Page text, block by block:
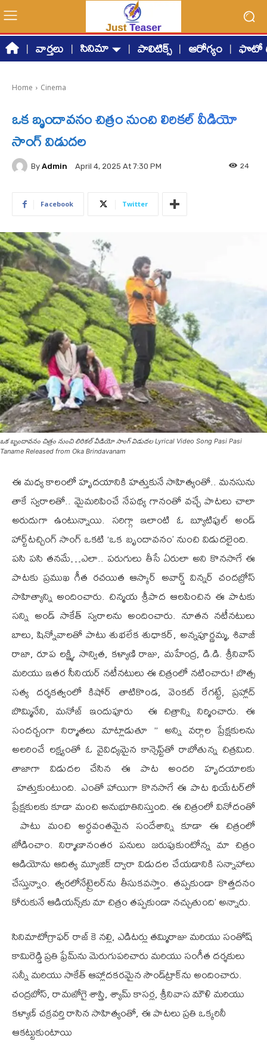
వార్తలు సినిమా పాలిటిక్స్ ఆరోగ్యం ఫొటో
Home Cinema
ఒక బృందావనం చిత్రం నుంచి లిరికల్‌ వీడియో
సాంగ్‌ విడుదల
By Admin April 4, 2025 At 7:30 PM 24
Facebook Twitter
ఒక బృందావనం చిత్రం నుంచి లిరికల్‌ వీడియో సాంగ్‌ విడుదల Lyrical Video Song Pasi Pasi
Taname Released from Oka Brindavanam
ఈ మధ్య కాలంలో హృదయానికి హత్తుకునే సాహిత్యంతో.. మనసును
తాకే స్వరాలతో.. మైమరిపించే నేపథ్య గానంతో వచ్చే పాటలు చాలా
అరుదుగా ఉంటున్నాయి. సరిగ్గా ఇలాంటి ఓ బ్యూటిఫుల్‌ అండ్‌
హార్ట్‌టచ్చింగ్‌ సాంగ్‌ ఒకటి ‘ఒక బృందావనం’ నుంచి విడుదలైంది.
పసి పసి తనమే…ఎలా.. పరుగులు తీసే ఏరులా అని కొనసాగే ఈ
పాటకు ప్రముఖ గీత రచయిత ఆస్కార్‌ అవార్డ్‌ విన్నర్‌ చందబ్రోస్‌
సాహిత్యాన్ని అందించారు. చిన్మయ శ్రీపాద ఆలపించిన ఈ పాటకు
సన్ని అండ్‌ సాకేత్‌ స్వరాలను అందించారు. నూతన నటీనటులు
బాలు, షిన్నోవాలతో పాటు శుభలేక శుధాకర్, అన్నపూర్ణమ్మ, శివాజీ
రాజా, రూప లక్ష్మి, సాన్విత, కళ్యాణి రాజు, మహేంద్ర, డి.డి. శ్రీనివాస్
మరియు ఇతర సీనియర్‌ నటీనటులు ఈ చిత్రంలో నటించారు! బొత్స
సత్య దర్శకత్వంలో కిషోర్‌ తాటికొండ, వెంకట్‌ రేగట్టే, ప్రహ్లాద్‌
బొమ్మినేని, మనోజ్‌ ఇందుపూరు ఈ చిత్రాన్ని నిర్మించారు. ఈ
సందర్బంగా నిర్మాతలు మాట్లాడుతూ ” అన్ని వర్గాల ప్రేక్షకులను
అలరించే లక్ష్యంతో ఓ వైవిధ్యమైన కాన్సెప్ట్‌తో రాబోతున్న చిత్రమిది.
తాజాగా విడుదల చేసిన ఈ పాట అందరి హృదయాలకు
హత్తుకుంటుంది. ఎంతో హాయిగా కొనసాగే ఈ పాట థియేటర్‌లో
ప్రేక్షకులకు కూడా మంచి అనుభూతినిస్తుంది. ఈ చిత్రంలో వినోదంతో
పాటు మంచి అర్థవంతమైన సందేశాన్ని కూడా ఈ చిత్రంలో
జోడించాం. నిర్మాణానంతర పనులు జరుపుకుంటోన్న మా చిత్రం
ఆడియోను ఆదిత్య మ్యూజిక్‌ ద్వారా విడుదల చేయడానికి సన్నాహాలు
చేస్తున్నాం. త్వరలోనేట్రైలర్‌ను తీసుకవస్తాం. తప్పకుండా కొత్తదనం
కోరుకునే ఆడియన్స్‌కు మా చిత్రం తప్పకుండా నచ్చుతుంది’ అన్నారు.
సినిమాటోగ్రాఫర్ రాజ్ కె నల్లి, ఎడిటర్లు తమ్మిరాజు మరియు సంతోష్
కామిరెడ్డి ప్రతి ఫ్రేమ్‌ను మెరుగుపరిచారు మరియు సంగీత దర్శకులు
సన్నీ మరియు సాకేత్ ఆహ్లాదకరమైన సౌండ్‌ట్రాక్‌ను అందించారు.
చంద్రబోస్, రామజోగై శాస్త్రి, శ్యామ్ కాసర్ల, శ్రీనివాస మౌళి మరియు
కళ్యాణ్ చక్రవర్తి రాసిన సాహిత్యంతో, ఈ పాటలు ప్రతి ఒక్కరినీ
ఆకట్టుకుంటాయి